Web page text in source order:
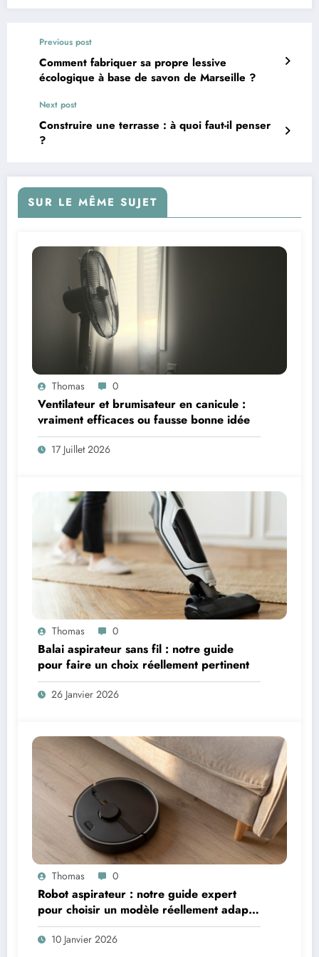
Previous post
Comment fabriquer sa propre lessive
écologique à base de savon de Marseille ?
Next post
Construire une terrasse : à quoi faut-il penser
?
SUR LE MÊME SUJET
Thomas 0
Ventilateur et brumisateur en canicule :
vraiment efficaces ou fausse bonne idée
17 Juillet 2026
Thomas 0
Balai aspirateur sans fil : notre guide
pour faire un choix réellement pertinent
26 Janvier 2026
Thomas 0
Robot aspirateur : notre guide expert
pour choisir un modèle réellement adapté
à votre logement
10 Janvier 2026